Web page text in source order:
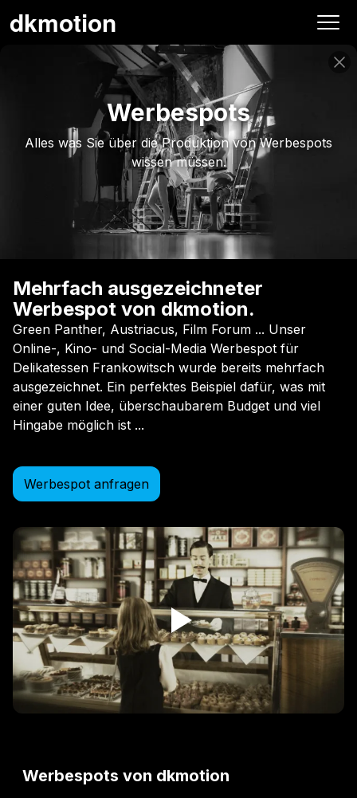
REC
dkmotion
Werbespots
Alles was Sie über die Produktion von Werbespots
wissen müssen.
Mehrfach ausgezeichneter
Werbespot von dkmotion.
Green Panther, Austriacus, Film Forum ... Unser
Online-, Kino- und Social-Media Werbespot für
Delikatessen Frankowitsch wurde bereits mehrfach
ausgezeichnet. Ein perfektes Beispiel dafür, was mit
einer guten Idee, überschaubarem Budget und viel
Hingabe möglich ist ...
Werbespot anfragen
Werbespots von dkmotion